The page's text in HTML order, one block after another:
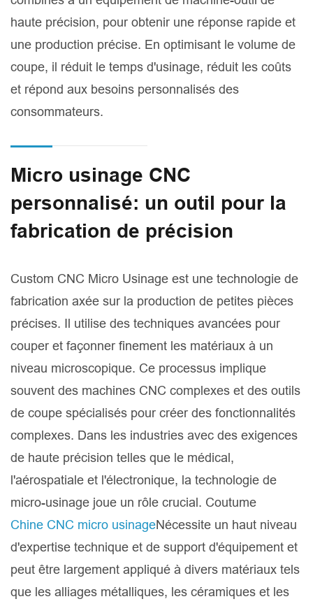
haute précision, pour obtenir une réponse rapide et
une production précise. En optimisant le volume de
coupe, il réduit le temps d'usinage, réduit les coûts
et répond aux besoins personnalisés des
consommateurs.
Micro usinage CNC
personnalisé: un outil pour la
fabrication de précision
Custom CNC Micro Usinage est une technologie de
fabrication axée sur la production de petites pièces
précises. Il utilise des techniques avancées pour
couper et façonner finement les matériaux à un
niveau microscopique. Ce processus implique
souvent des machines CNC complexes et des outils
de coupe spécialisés pour créer des fonctionnalités
complexes. Dans les industries avec des exigences
de haute précision telles que le médical,
l'aérospatiale et l'électronique, la technologie de
micro-usinage joue un rôle crucial. Coutume
Chine CNC micro usinageNécessite un haut niveau
d'expertise technique et de support d'équipement et
peut être largement appliqué à divers matériaux tels
que les alliages métalliques, les céramiques et les